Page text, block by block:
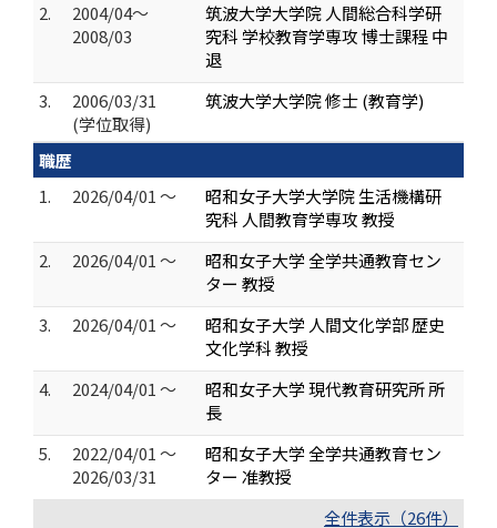
2.
2004/04～
2008/03
筑波大学大学院 人間総合科学研
究科 学校教育学専攻 博士課程 中
退
3.
2006/03/31
(学位取得)
筑波大学大学院 修士 (教育学)
職歴
1.
2026/04/01 ～
昭和女子大学大学院 生活機構研
究科 人間教育学専攻 教授
2.
2026/04/01 ～
昭和女子大学 全学共通教育セン
ター 教授
3.
2026/04/01 ～
昭和女子大学 人間文化学部 歴史
文化学科 教授
4.
2024/04/01 ～
昭和女子大学 現代教育研究所 所
長
5.
2022/04/01 ～
2026/03/31
昭和女子大学 全学共通教育セン
ター 准教授
全件表示（26件）